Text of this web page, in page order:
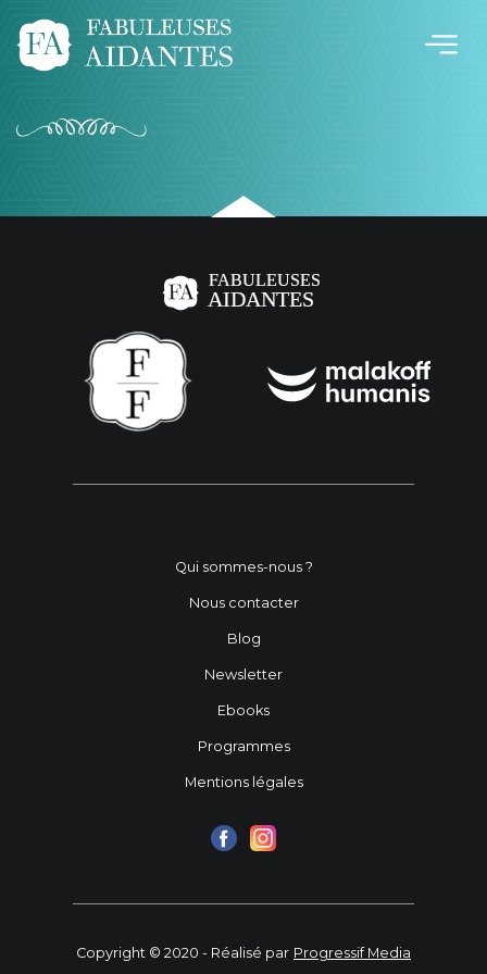
Qui sommes-nous ?
Nous contacter
Blog
Newsletter
Ebooks
Programmes
Mentions légales
Copyright © 2020 - Réalisé par Progressif Media